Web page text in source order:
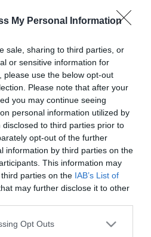
My Personal Information
sale, sharing to third parties, or
or sensitive information for
please use the below opt-out
Please note that after your
you may continue seeing
personal information utilized by
to third parties prior to
opt-out of the further
information by third parties on the
This information may
parties on the IAB’s List of
may further disclose it to other
app uses one or more Google
Opt Outs
között első alkalommal ment
csoport vezérigazgatója a
a csoportok számára egy mentesítő
Balatonszentgyörgyre, és mi is
ez az első vonat, ami
Székesfehérvár között 160 kilométer
- mondta a vezérigazgató az
lezajlott pálya- és
köszönhetően megkapták a
ezen a vonalszakaszon nagyjából
szerint közlekedő vonatok is
képes erre a sebességre. A nyári